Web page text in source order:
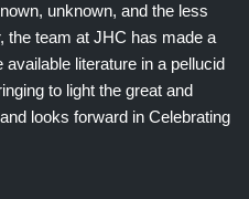
unknown, and the less
the team at JHC has made a
literature in a pellucid
to light the great and
looks forward in Celebrating